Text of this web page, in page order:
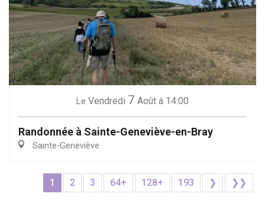
Le Vendredi 7 Août à 14:00
Randonnée à Sainte-Geneviève-en-Bray
Sainte-Geneviève
1 2 3 64+ 128+ 193 ❯ ❯❯